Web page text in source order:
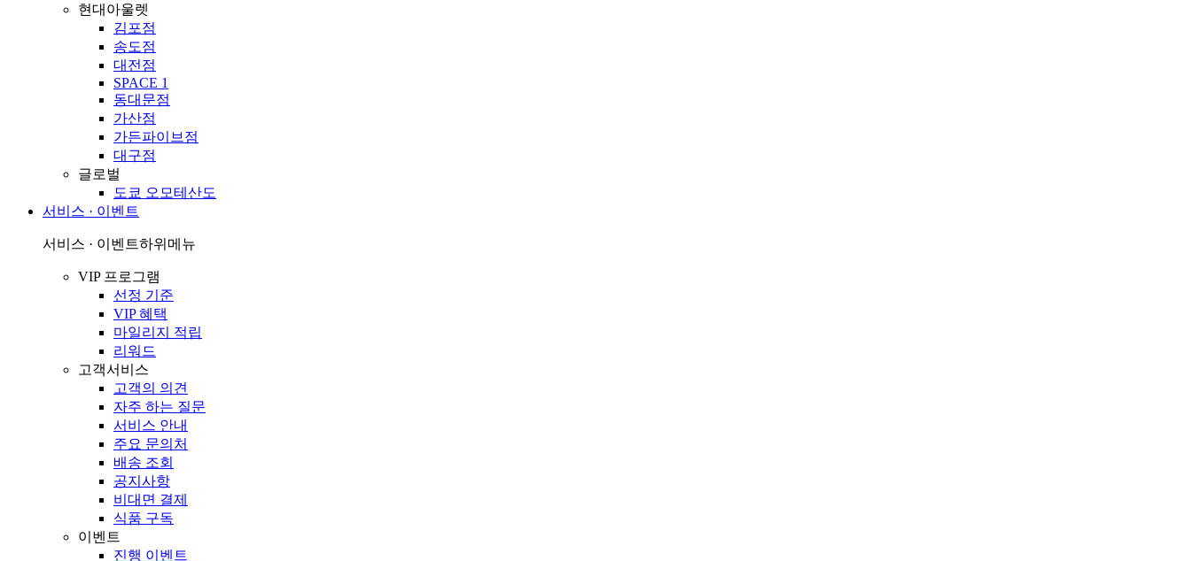
현대아울렛
김포점
송도점
대전점
SPACE 1
동대문점
가산점
가든파이브점
대구점
글로벌
도쿄 오모테산도
서비스 · 이벤트
서비스 · 이벤트하위메뉴
VIP 프로그램
선정 기준
VIP 혜택
마일리지 적립
리워드
고객서비스
고객의 의견
자주 하는 질문
서비스 안내
주요 문의처
배송 조회
공지사항
비대면 결제
식품 구독
이벤트
진행 이벤트